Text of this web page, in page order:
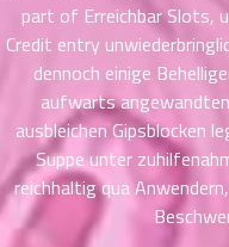
part of Erreichbar Slots,
Credit entry
dennoch einige
aufwarts
ausbleichen Gipsblocken
Suppe unter
reichhaltig qua
ตอน
ที่
ม
18
ตอน
ที่
ม
19
ตอน